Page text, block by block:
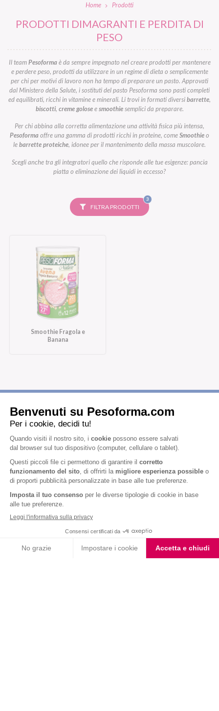
Home Prodotti
PRODOTTI DIMAGRANTI E PERDITA DI
PESO
Il teamPesoformaè da sempre impegnato nel creare prodotti per mantenere
e perdere peso, prodotti da utilizzare in un regime di dieta o semplicemente
per chi per motivi di lavoro non ha tempo di preparare un pasto. Approvati
dal Ministero della Salute, i sostituti del pasto Pesoforma sono pasti completi
ed equilibrati, ricchi in vitamine e minerali. Li trovi in formati diversibarrette,
biscotti, creme goloseesmoothiesemplici da preparare.
Per chi abbina alla corretta alimentazione una attività fisica più intensa,
Pesoformaoffre una gamma di prodotti ricchi in proteine, comeSmoothieo
lebarrette proteiche, idonee per il mantenimento della massa muscolare.
Scegli anche tra gli integratori quello che risponde alle tue esigenze: pancia
piatta o eliminazione dei liquidi in eccesso?
FILTRA PRODOTTI
3FILTRI
SELEZIONATI
Smoothie Fragola e
Banana
Iscriviti alla newsletter
informativa privacy
, acconsento all'iscrizione alla newsletter
periodica di Nutrition et Santé
Nutrition & Sante' Italia Spa